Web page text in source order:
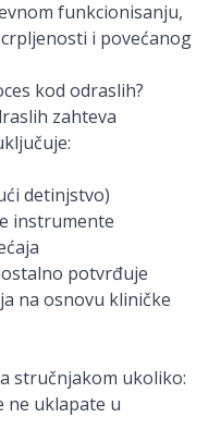
funkcionisanju,
i povećanog
kod odraslih?
zahteva
detinjstvo)
instrumente
potvrđuje
na osnovu kliničke
stručnjakom ukoliko:
ne uklapate u